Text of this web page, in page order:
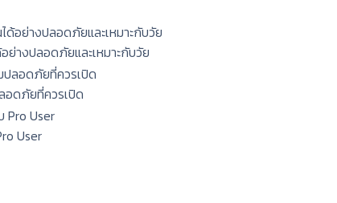
ย่างปลอดภัยและเหมาะกับวัย
ดภัยที่ควรเปิด
User